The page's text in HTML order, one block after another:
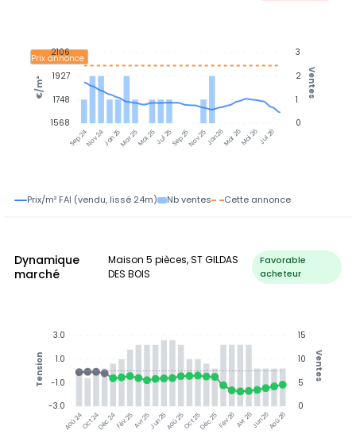
Sep 24Nov 24Jan 25Mar 25Mai 25Jul 25Sep 25Nov 25Jan 26Mar 26Mai 26Jul 26
Prix annonce
3
2
1
0
Ventes
2106
1927
1748
1568
€/m²
Prix/m² FAI (vendu, lissé 24m) Nb ventes Cette annonce
Dynamique
marché
Maison 5 pièces, ST GILDAS
DES BOIS
Favorable
acheteur
Aoû 24Oct 24Déc 24Fév 25Avr 25Jun 25Aoû 25Oct 25Déc 25Fév 26Avr 26Jun 26Aoû 26
15
10
5
0
Ventes
3.0
1.0
-1.0
-3.0
Tension